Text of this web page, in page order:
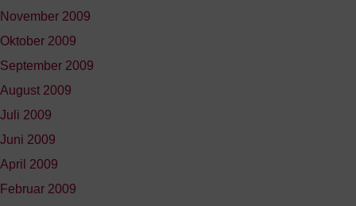
November 2009
Oktober 2009
September 2009
August 2009
Juli 2009
Juni 2009
April 2009
Februar 2009